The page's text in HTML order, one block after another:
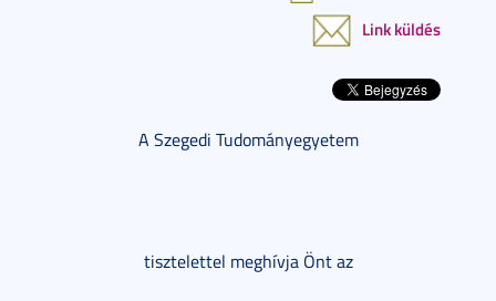
Link küldés
A Szegedi Tudományegyetem
tisztelettel meghívja Önt az